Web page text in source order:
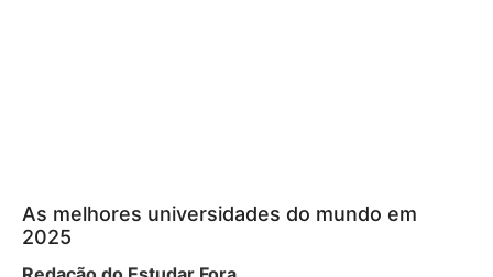
As melhores universidades do mundo em
2025